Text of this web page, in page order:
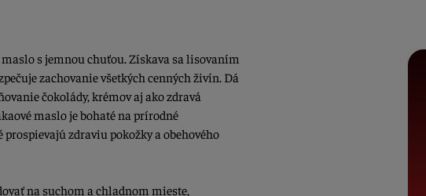
s jemnou chuťou. Získava sa lisovaním
zachovanie všetkých cenných živín. Dá
čokolády, krémov aj ako zdravá
maslo je bohaté na prírodné
zdraviu pokožky a obehového
na suchom a chladnom mieste,